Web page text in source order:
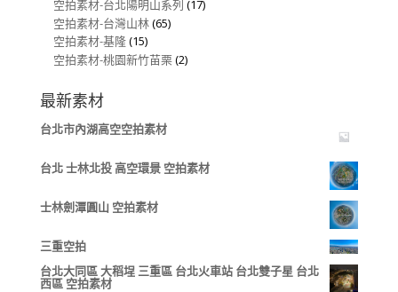
空拍素材-台北陽明山系列 (17)
空拍素材-台灣山林(65)
空拍素材-基隆(15)
空拍素材-桃園新竹苗栗(2)
最新素材
台北市內湖高空空拍素材
台北 士林北投 高空環景 空拍素材
士林劍潭圓山 空拍素材
三重空拍
台北大同區 大稻埕 三重區 台北火車站 台北雙子星 台北
西區 空拍素材